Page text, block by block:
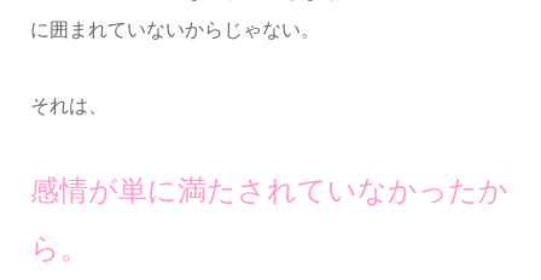
に囲まれていないからじゃない。
それは、
感情が単に満たされていなかったか
ら。